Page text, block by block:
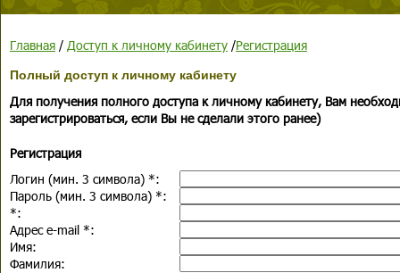
Главная / Доступ к личному кабинету /Регистрация
Полный доступ к личному кабинету
Для получения полного доступа к личному кабинету, Вам
зарегистрироваться, если Вы не сделали этого ранее)
Регистрация
Логин (мин. 3 символа) *:
Пароль (мин. 3 символа) *:
*:
Адрес e-mail *:
Имя:
Фамилия: